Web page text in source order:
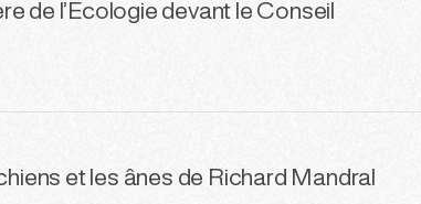
de l’Écologie devant le Conseil
et les ânes de Richard Mandral